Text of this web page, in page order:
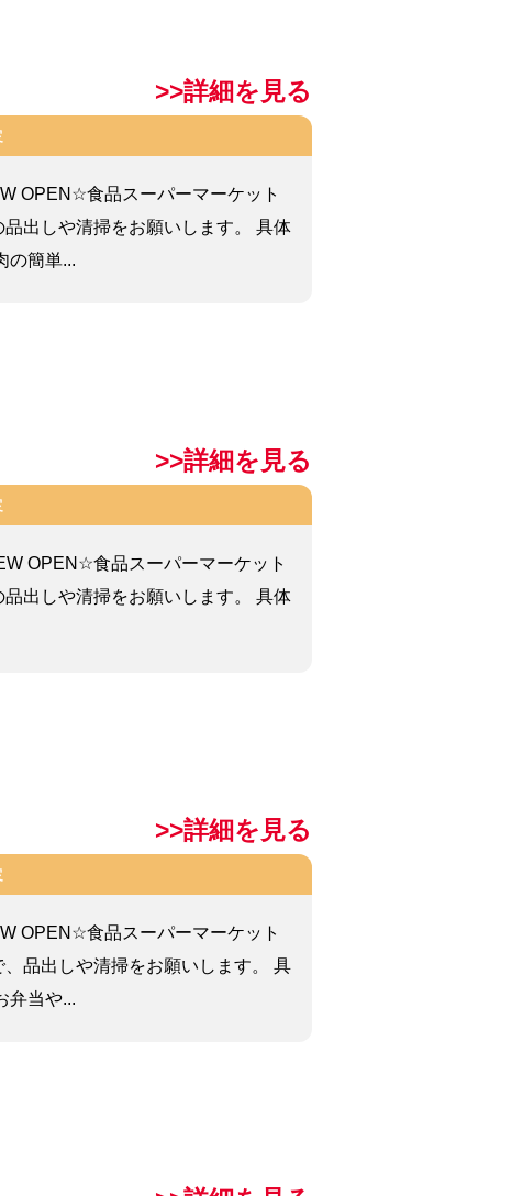
>>詳細を見る
OPEN☆食品スーパーマーケット
品出しや清掃をお願いします。 具体
の簡単...
>>詳細を見る
OPEN☆食品スーパーマーケット
品出しや清掃をお願いします。 具体
>>詳細を見る
OPEN☆食品スーパーマーケット
、品出しや清掃をお願いします。 具
弁当や...